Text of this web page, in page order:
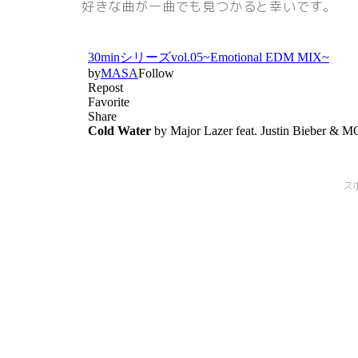
好きな曲が一曲でも見つかると幸いです。
ス